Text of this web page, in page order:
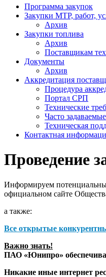
Программа закупок
Закупки МТР, работ,
Архив
Закупки топлива
Архив
Поставщикам
Документы
Архив
Аккредитация
Процедура
Портал СРП
Технические
Часто
Техническая
Контактная
Проведение
Информируем
официальном сайте
а также:
Все открытые
Важно знать!
ПАО «Юнипро»
Никакие иные интернет